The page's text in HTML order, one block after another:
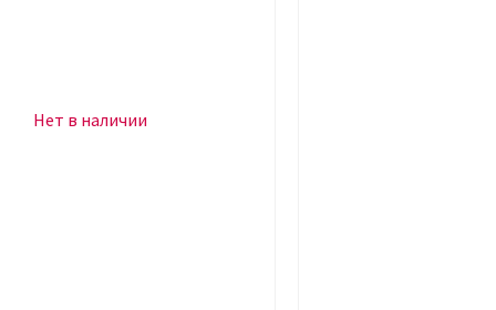
Нет в наличии